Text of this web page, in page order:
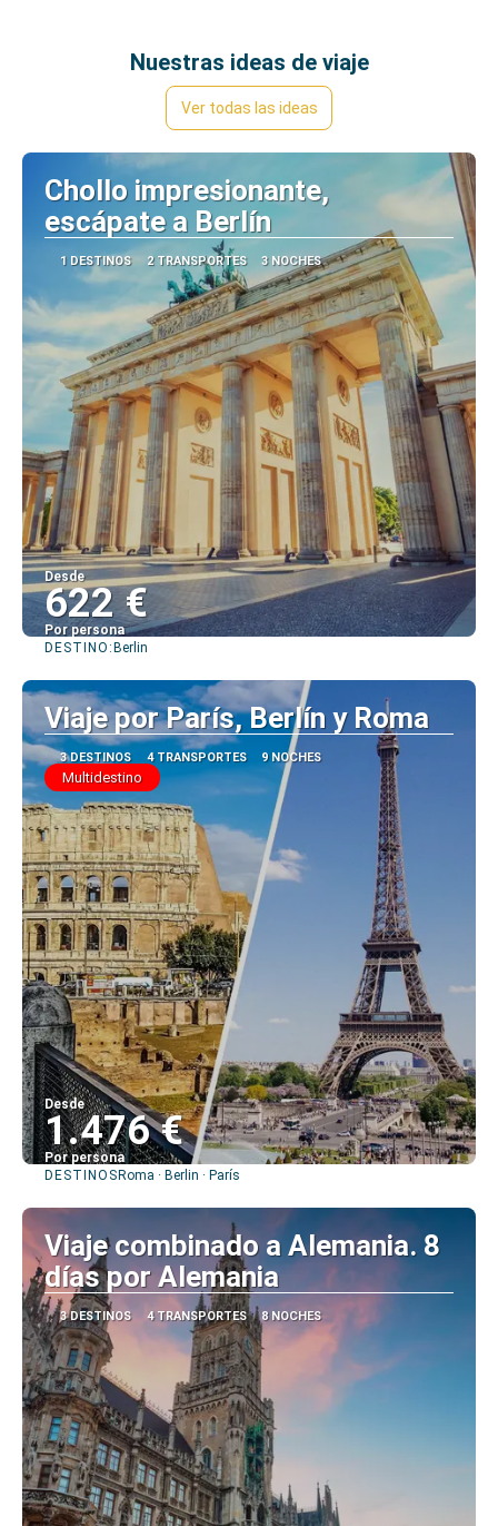
Nuestras ideas de viaje
Ver todas las ideas
Chollo impresionante,
escápate a Berlín
1 DESTINOS 2 TRANSPORTES 3 NOCHES
Desde
622 €
Por persona
DESTINO: Berlin
Viaje por París, Berlín y Roma
3 DESTINOS 4 TRANSPORTES 9 NOCHES
Multidestino
Desde
1.476 €
Por persona
DESTINOS Roma · Berlin · París
Viaje combinado a Alemania. 8
días por Alemania
3 DESTINOS 4 TRANSPORTES 8 NOCHES